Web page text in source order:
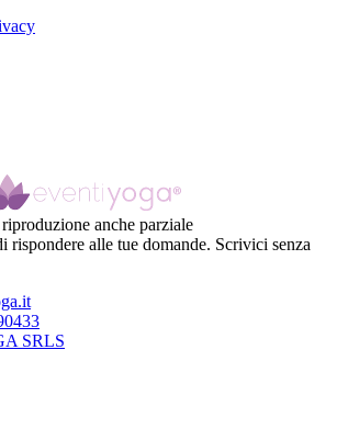
anche parziale
rispondere alle tue domande. Scrivici senza
SRLS